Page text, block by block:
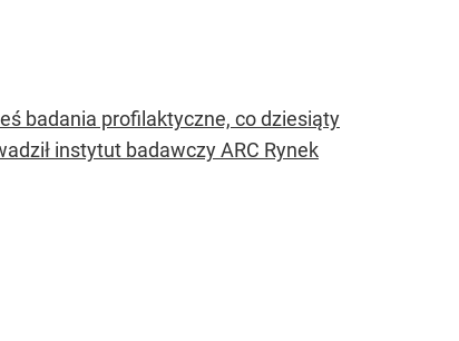
badania profilaktyczne, co dziesiąty
instytut badawczy ARC Rynek